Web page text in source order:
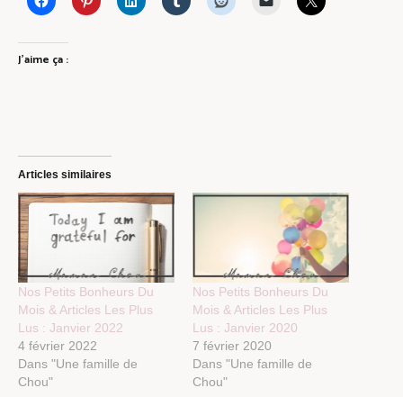
J’aime ça :
Articles similaires
Nos Petits Bonheurs Du
Mois & Articles Les Plus
Lus : Janvier 2022
4 février 2022
Dans "Une famille de
Chou"
Nos Petits Bonheurs Du
Mois & Articles Les Plus
Lus : Janvier 2020
7 février 2020
Dans "Une famille de
Chou"